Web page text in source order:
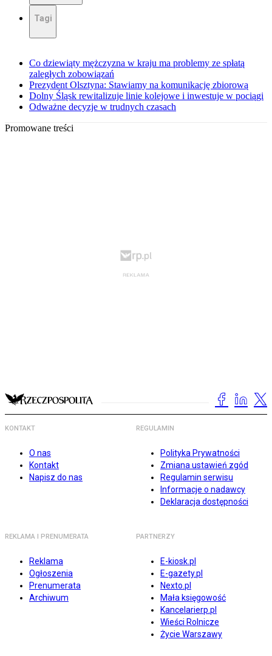
Tagi
Co dziewiąty mężczyzna w kraju ma problemy ze spłatą
zaległych zobowiązań
Prezydent Olsztyna: Stawiamy na komunikację zbiorową
Dolny Śląsk rewitalizuje linie kolejowe i inwestuje w pociągi
Odważne decyzje w trudnych czasach
Promowane treści
KONTAKT
O nas
Kontakt
Napisz do nas
REGULAMIN
Polityka Prywatności
Zmiana ustawień zgód
Regulamin serwisu
Informacje o nadawcy
Deklaracja dostępności
REKLAMA I PRENUMERATA
Reklama
Ogłoszenia
Prenumerata
Archiwum
PARTNERZY
E-kiosk.pl
E-gazety.pl
Nexto.pl
Mała księgowość
Kancelarierp.pl
Wieści Rolnicze
Życie Warszawy